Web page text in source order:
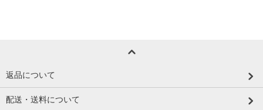
返品について
配送・送料について